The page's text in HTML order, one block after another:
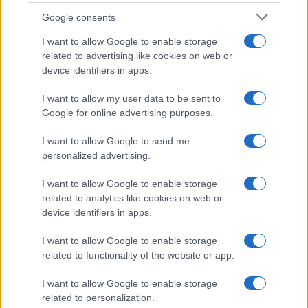
Google consents
I want to allow Google to enable storage
related to advertising like cookies on web or
device identifiers in apps.
I want to allow my user data to be sent to
Google for online advertising purposes.
I want to allow Google to send me
personalized advertising.
I want to allow Google to enable storage
related to analytics like cookies on web or
device identifiers in apps.
I want to allow Google to enable storage
related to functionality of the website or app.
I want to allow Google to enable storage
related to personalization.
I nostri cari
I nostri cari
Giovannimaria Cabras